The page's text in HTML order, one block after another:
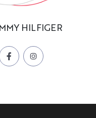
HILFIGER